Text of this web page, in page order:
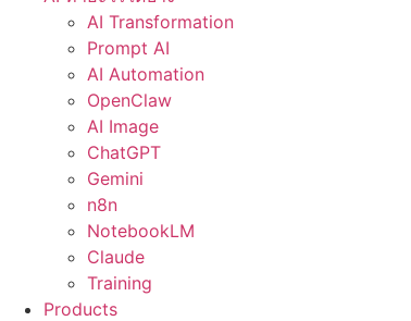
AI Transformation
Prompt AI
AI Automation
OpenClaw
AI Image
ChatGPT
Gemini
n8n
NotebookLM
Claude
Training
Products